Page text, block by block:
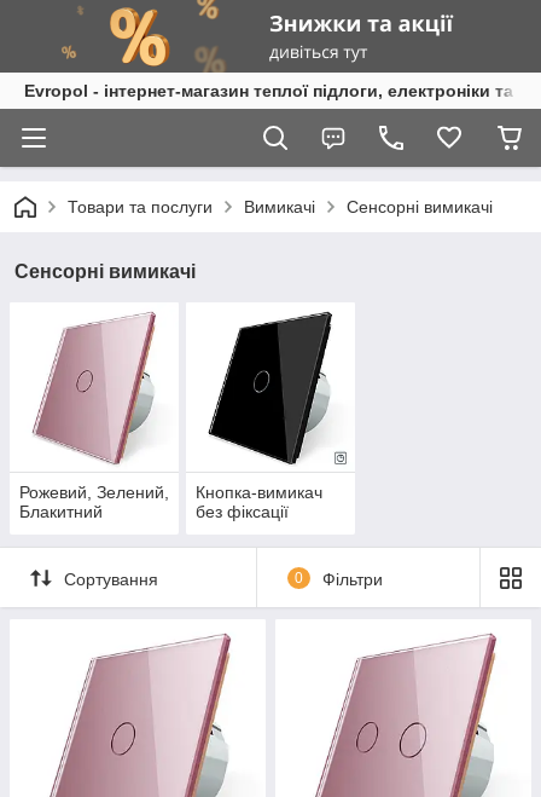
Evropol - інтернет-магазин теплої підлоги, електроніки та
Товари та послуги Вимикачі Сенсорні вимикачі
Сенсорні вимикачі
Рожевий, Зелений,
Блакитний
Кнопка-вимикач
без фіксації
Сортування 0 Фільтри